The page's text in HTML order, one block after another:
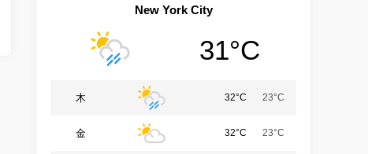
New York City
31°C
木 32°C 23°C
金 32°C 23°C